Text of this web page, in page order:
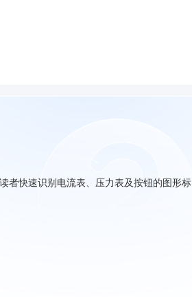
者快速识别电流表、压力表及按钮的图形标